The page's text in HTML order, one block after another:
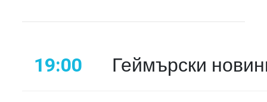
19:00
Геймърски